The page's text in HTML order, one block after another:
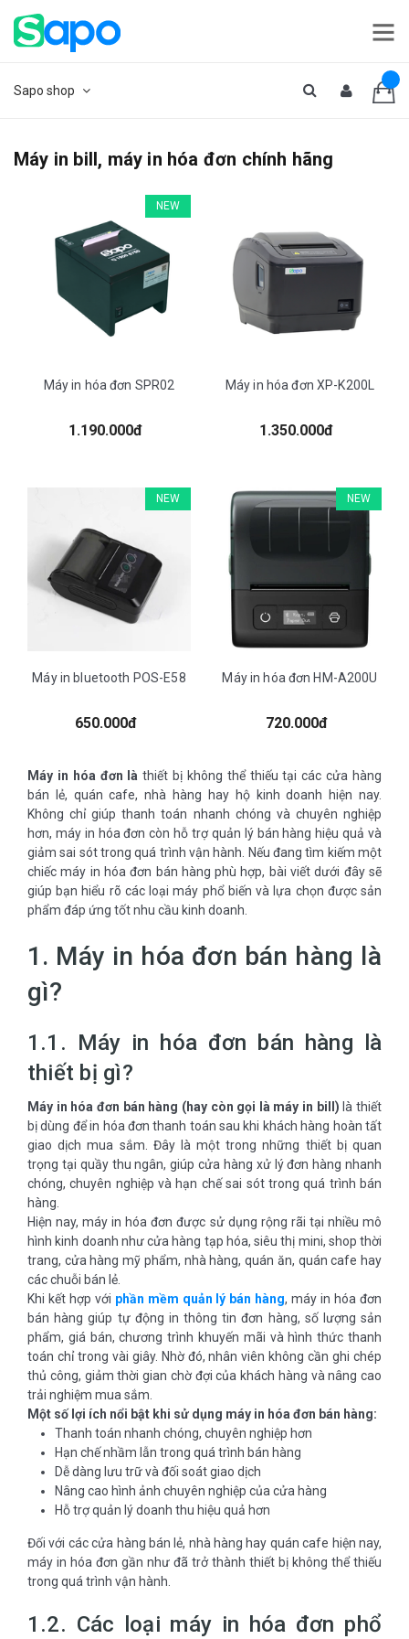
Sapo shop
Máy in bill, máy in hóa đơn chính hãng
NEW
Máy in hóa đơn SPR02
1.190.000đ
Máy in hóa đơn XP-K200L
1.350.000đ
NEW
Máy in bluetooth POS-E58
650.000đ
NEW
Máy in hóa đơn HM-A200U
720.000đ
Máy in hóa đơn là thiết bị không thể thiếu tại các cửa hàng
bán lẻ, quán cafe, nhà hàng hay hộ kinh doanh hiện nay.
Không chỉ giúp thanh toán nhanh chóng và chuyên nghiệp
hơn, máy in hóa đơn còn hỗ trợ quản lý bán hàng hiệu quả và
giảm sai sót trong quá trình vận hành. Nếu đang tìm kiếm một
chiếc máy in hóa đơn bán hàng phù hợp, bài viết dưới đây sẽ
giúp bạn hiểu rõ các loại máy phổ biến và lựa chọn được sản
phẩm đáp ứng tốt nhu cầu kinh doanh.
1. Máy in hóa đơn bán hàng là
gì?
1.1. Máy in hóa đơn bán hàng là
thiết bị gì?
Máy in hóa đơn bán hàng (hay còn gọi là máy in bill) là thiết
bị dùng để in hóa đơn thanh toán sau khi khách hàng hoàn tất
giao dịch mua sắm. Đây là một trong những thiết bị quan
trọng tại quầy thu ngân, giúp cửa hàng xử lý đơn hàng nhanh
chóng, chuyên nghiệp và hạn chế sai sót trong quá trình bán
hàng.
Hiện nay, máy in hóa đơn được sử dụng rộng rãi tại nhiều mô
hình kinh doanh như cửa hàng tạp hóa, siêu thị mini, shop thời
trang, cửa hàng mỹ phẩm, nhà hàng, quán ăn, quán cafe hay
các chuỗi bán lẻ.
Khi kết hợp với phần mềm quản lý bán hàng, máy in hóa đơn
bán hàng giúp tự động in thông tin đơn hàng, số lượng sản
phẩm, giá bán, chương trình khuyến mãi và hình thức thanh
toán chỉ trong vài giây. Nhờ đó, nhân viên không cần ghi chép
thủ công, giảm thời gian chờ đợi của khách hàng và nâng cao
trải nghiệm mua sắm.
Một số lợi ích nổi bật khi sử dụng máy in hóa đơn bán hàng:
Thanh toán nhanh chóng, chuyên nghiệp hơn
Hạn chế nhầm lẫn trong quá trình bán hàng
Dễ dàng lưu trữ và đối soát giao dịch
Nâng cao hình ảnh chuyên nghiệp của cửa hàng
Hỗ trợ quản lý doanh thu hiệu quả hơn
Đối với các cửa hàng bán lẻ, nhà hàng hay quán cafe hiện nay,
máy in hóa đơn gần như đã trở thành thiết bị không thể thiếu
trong quá trình vận hành.
1.2. Các loại máy in hóa đơn phổ